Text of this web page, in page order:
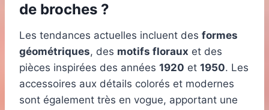
de broches ?
Les tendances actuelles incluent des formes
géométriques, des motifs floraux et des
pièces inspirées des années 1920 et 1950. Les
accessoires aux détails colorés et modernes
sont également très en vogue, apportant une